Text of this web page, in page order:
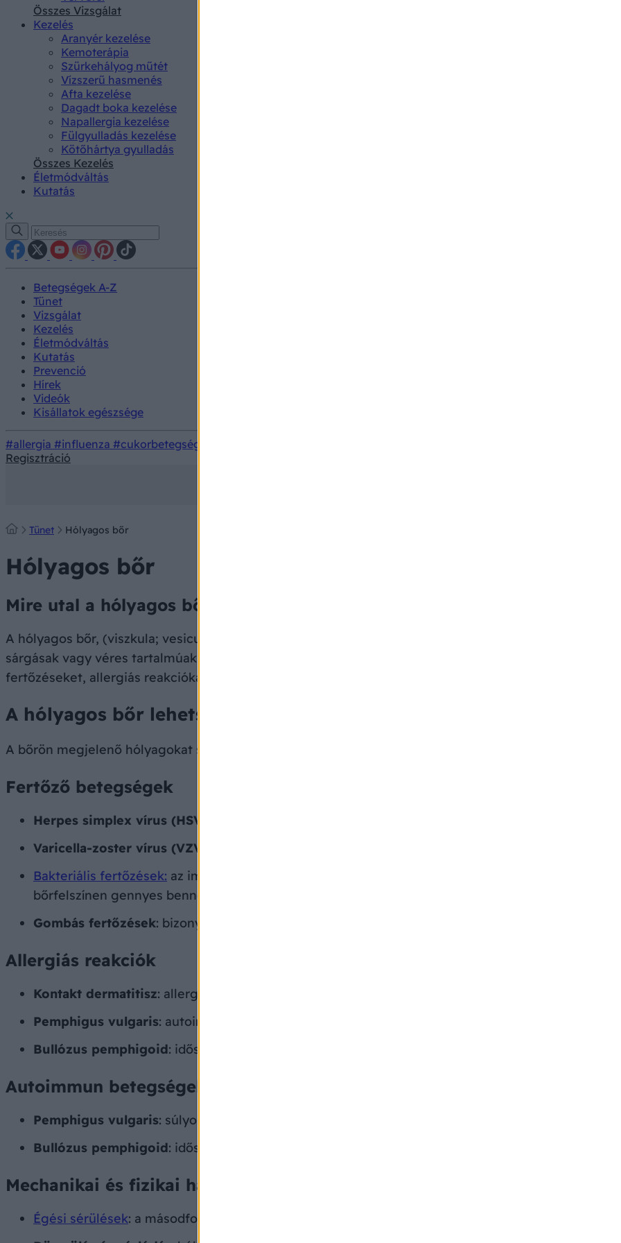
Összes Vizsgálat
Kezelés
Aranyér kezelése
Kemoterápia
Szürkehályog műtét
Vízszerű hasmenés
Afta kezelése
Dagadt boka kezelése
Napallergia kezelése
Fülgyulladás kezelése
Kötőhártya gyulladás
Összes Kezelés
Életmódváltás
Kutatás
Betegségek A-Z
Tünet
Vizsgálat
Kezelés
Életmódváltás
Kutatás
Prevenció
Hírek
Videók
Kisállatok egészsége
#allergia #influenza #cukorbetegség
Regisztráció
Tünet Hólyagos bőr
Hólyagos bőr
Mire utal a hólyagos bőr?
A hólyagos bőr, (viszkula; vesiculae), a bőr felszínén megjelenő, folyadékkal telt hólyagok
sárgásak vagy véres tartalmúak, méretük általában 5 mm-nél kisebb. A hólyagos elváltozások
fertőzéseket, allergiás reakciókat, autoimmun betegségeket vagy mechanikai irritációt.
A hólyagos bőr lehetséges okai
A bőrön megjelenő hólyagokat számos tényező kiválthatja, amelyek közül a leggyakoribbak a
Fertőző betegségek
Herpes simplex vírus (HSV)
Varicella-zoster vírus (VZV)
Bakteriális fertőzések: az impetigo (ótvar) esetén gennyes hólyagok alakulhatnak ki.
bőrfelszínen gennyes bennékű
Gombás fertőzések: bizonyos típusú gombás fertőzések is vezethetnek hólyagos
Allergiás reakciók
Kontakt dermatitisz: allergiás reakciók, például bizonyos növények (pl. mérges szömörce)
Pemphigus vulgaris: autoimmun betegség, amelyben a szervezet saját bőrsejtjeit támadja
Bullózus pemphigoid: idősebb korban előforduló, nagy, feszes hólyagokkal járó autoimmun
Autoimmun betegségek
Pemphigus vulgaris: súlyos, ritka autoimmun betegség, amely a bőr és a nyálkahártyák
Bullózus pemphigoid: idősebb korban előforduló, nagy, feszes hólyagokkal járó állapot.
Mechanikai és fizikai hatások
Égési sérülések: a másodfokú égési sérülések gyakran hólyagokkal járnak.